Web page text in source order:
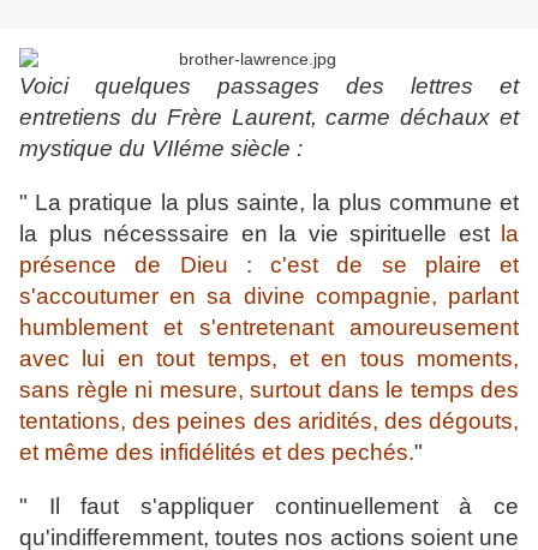
Voici quelques passages des lettres et
entretiens du Frère Laurent, carme déchaux et
mystique du VIIéme siècle :
" La pratique la plus sainte, la plus commune et
la plus nécesssaire en la vie spirituelle est
la
présence de Dieu : c'est de se plaire et
s'accoutumer en sa divine compagnie, parlant
humblement et s'entretenant amoureusement
avec lui en tout temps, et en tous moments,
sans règle ni mesure, surtout dans le temps des
tentations, des peines des aridités, des dégouts,
et même des infidélités et des pechés."
" Il faut s'appliquer continuellement à ce
qu'indifferemment, toutes nos actions soient une